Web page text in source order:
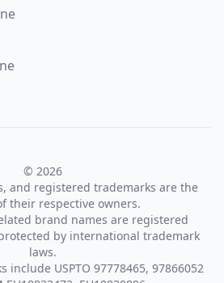
© 2026
and registered trademarks are the
their respective owners.
brand names are registered
by international trademark
laws.
include USPTO 97778465, 97866052